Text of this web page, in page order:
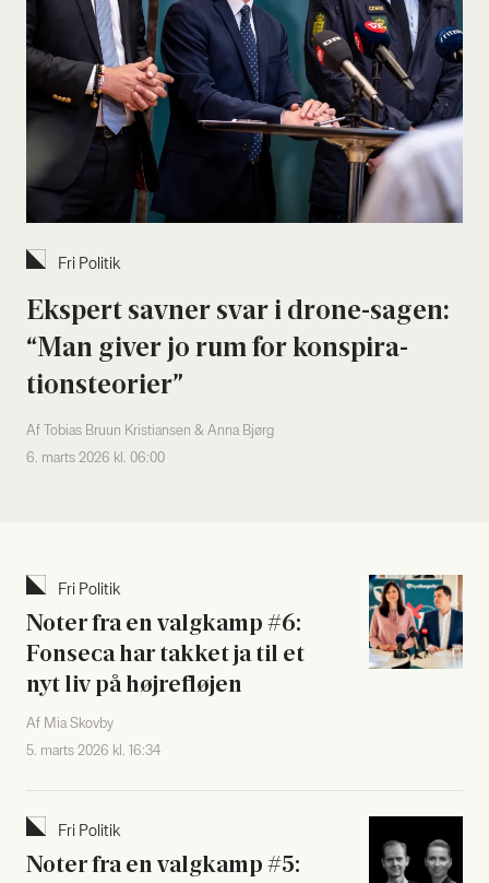
Fri Poli­tik
Eks­pert sav­ner svar i dro­ne-sagen:
“Man giver jo rum for kon­spira­
tions­te­o­ri­er”
Af Tobias Bruun Kristiansen & Anna Bjørg
6. marts 2026 kl. 06:00
Fri Poli­tik
Noter fra en valg­kamp #6:
Fon­seca har tak­ket ja til et
nyt liv på høj­re­fløj­en
Af Mia Skovby
5. marts 2026 kl. 16:34
Fri Poli­tik
Noter fra en valg­kamp #5: